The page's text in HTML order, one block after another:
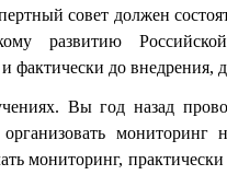
совет должен
развитию
фактически до внедрения,
Вы год назад
мониторинг
мониторинг,